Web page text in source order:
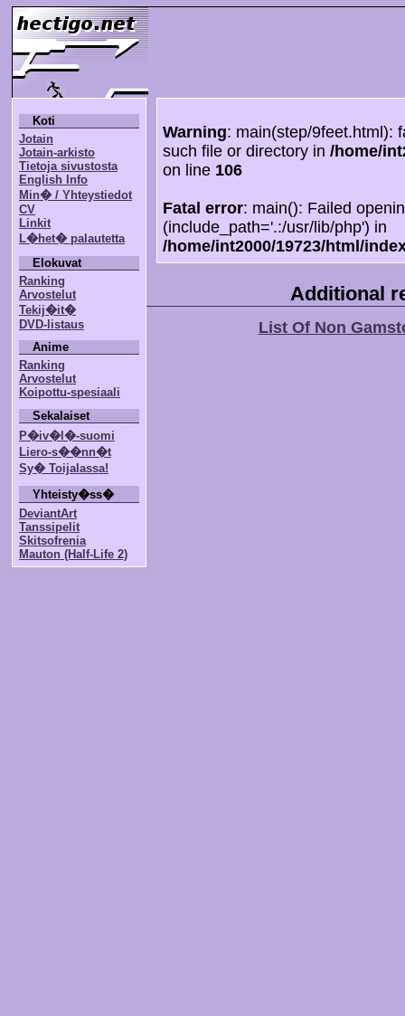
Koti
Jotain
Jotain-arkisto
Tietoja sivustosta
English Info
Min� / Yhteystiedot
CV
Linkit
L�het� palautetta
Elokuvat
Ranking
Arvostelut
Tekij�it�
DVD-listaus
Anime
Ranking
Arvostelut
Koipottu-spesiaali
Sekalaiset
P�iv�l�-suomi
Liero-s��nn�t
Sy� Toijalassa!
Yhteisty�ss�
DeviantArt
Tanssipelit
Skitsofrenia
Mauton (Half-Life 2)
Warning: main(step/9feet.html):
such file or directory in/home/
on line 106
Fatal error: main(): Failed
(include_path='.:/usr/lib/php') in
/home/int2000/19723/html/
Additional
List Of Non